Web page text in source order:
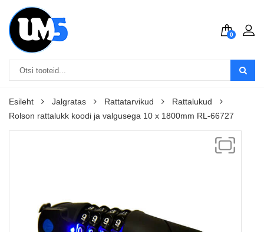
0
Esileht Jalgratas Rattatarvikud
Rattalukud
Rolson rattalukk koodi ja valgusega 10 x 1800mm RL-66727